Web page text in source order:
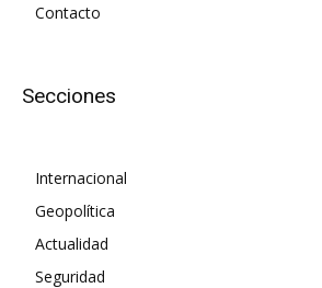
Contacto
Secciones
Internacional
Geopolítica
Actualidad
Seguridad